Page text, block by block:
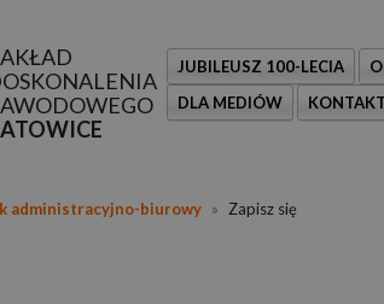
JUBILEUSZ 100-LECIA
DLA MEDIÓW
KONTAKT
administracyjno-biurowy » Zapisz się